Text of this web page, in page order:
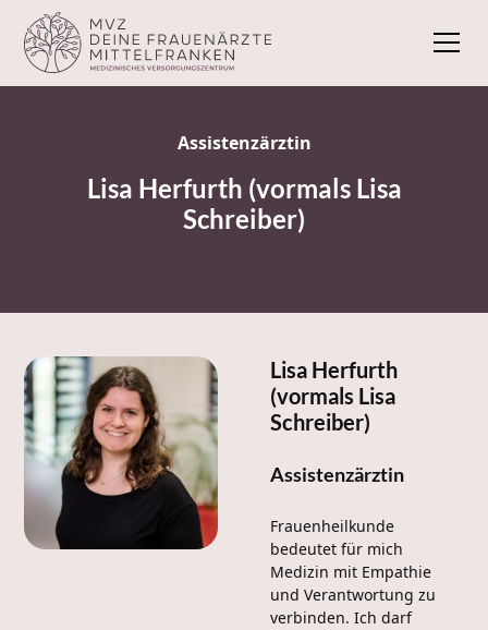
Assistenzärztin
Lisa Herfurth (vormals Lisa
Schreiber)
Lisa Herfurth
(vormals Lisa
Schreiber)
Assistenzärztin
Frauenheilkunde
bedeutet für mich
Medizin mit Empathie
und Verantwortung zu
verbinden. Ich darf